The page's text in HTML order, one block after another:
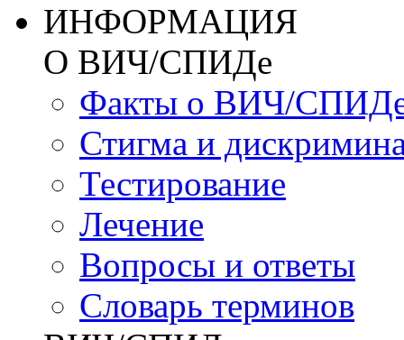
ИНФОРМАЦИЯ
О ВИЧ/СПИДе
Факты о ВИЧ/
Стигма и
Тестирование
Лечение
Вопросы и ответы
Словарь терминов